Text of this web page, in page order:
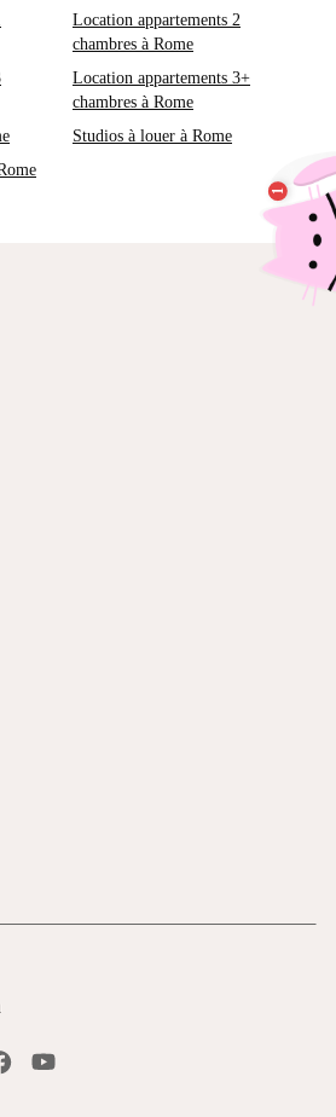
Location appartements 2
chambres à Rome
Location appartements 3+
chambres à Rome
Studios à louer à Rome